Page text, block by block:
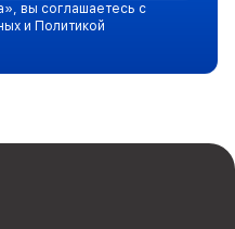
вы соглашаетесь с
и Политикой